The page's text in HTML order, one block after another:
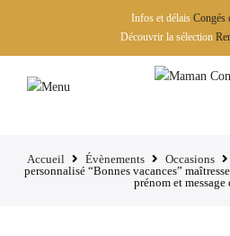
Infos et délais Congés
Découvrir la sélection
Accueil Évènements Occasions
personnalisé “Bonnes vacances”
prénom et message